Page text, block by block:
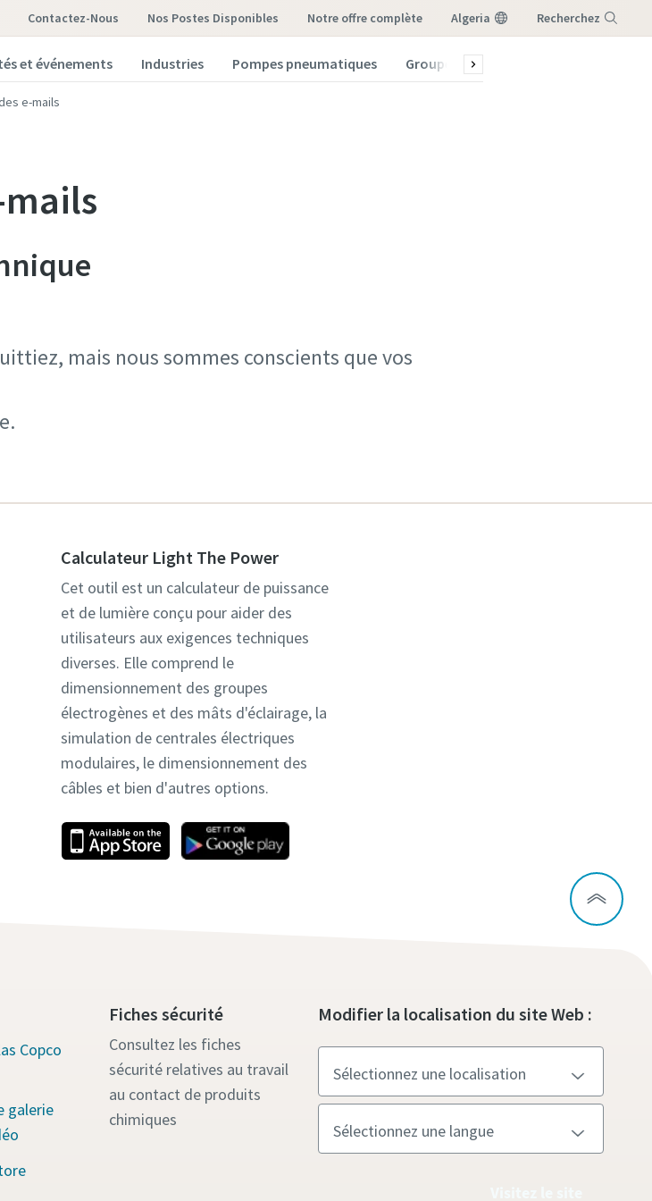
Contactez-Nous Nos Postes Disponibles notre offre complète Algeria Recherchez
et événements Industries Pompes pneumatiques Groupes électrogènes
e-mails
mails
mais nous sommes conscients que vos
Calculateur Light The Power
Cet outil est un calculateur de puissance
et de lumière conçu pour aider des
utilisateurs aux exigences techniques
diverses. Elle comprend le
dimensionnement des groupes
électrogènes et des mâts d'éclairage, la
simulation de centrales électriques
modulaires, le dimensionnement des
câbles et bien d'autres options.
Copco
galerie
Fiches sécurité
Consultez les fiches
sécurité relatives au travail
au contact de produits
chimiques
Modifier la localisation du site Web :